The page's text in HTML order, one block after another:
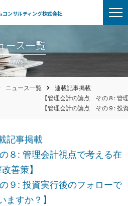
コンサルティング株式会社
ース一覧
news
ニュース一覧
連載記事掲載
【管理会計の論点 その８: 管
【管理会計の論点 その９: 投
記事掲載
８: 管理会計視点で考える在
善策】
９: 投資実行後のフォローで
ますか？】